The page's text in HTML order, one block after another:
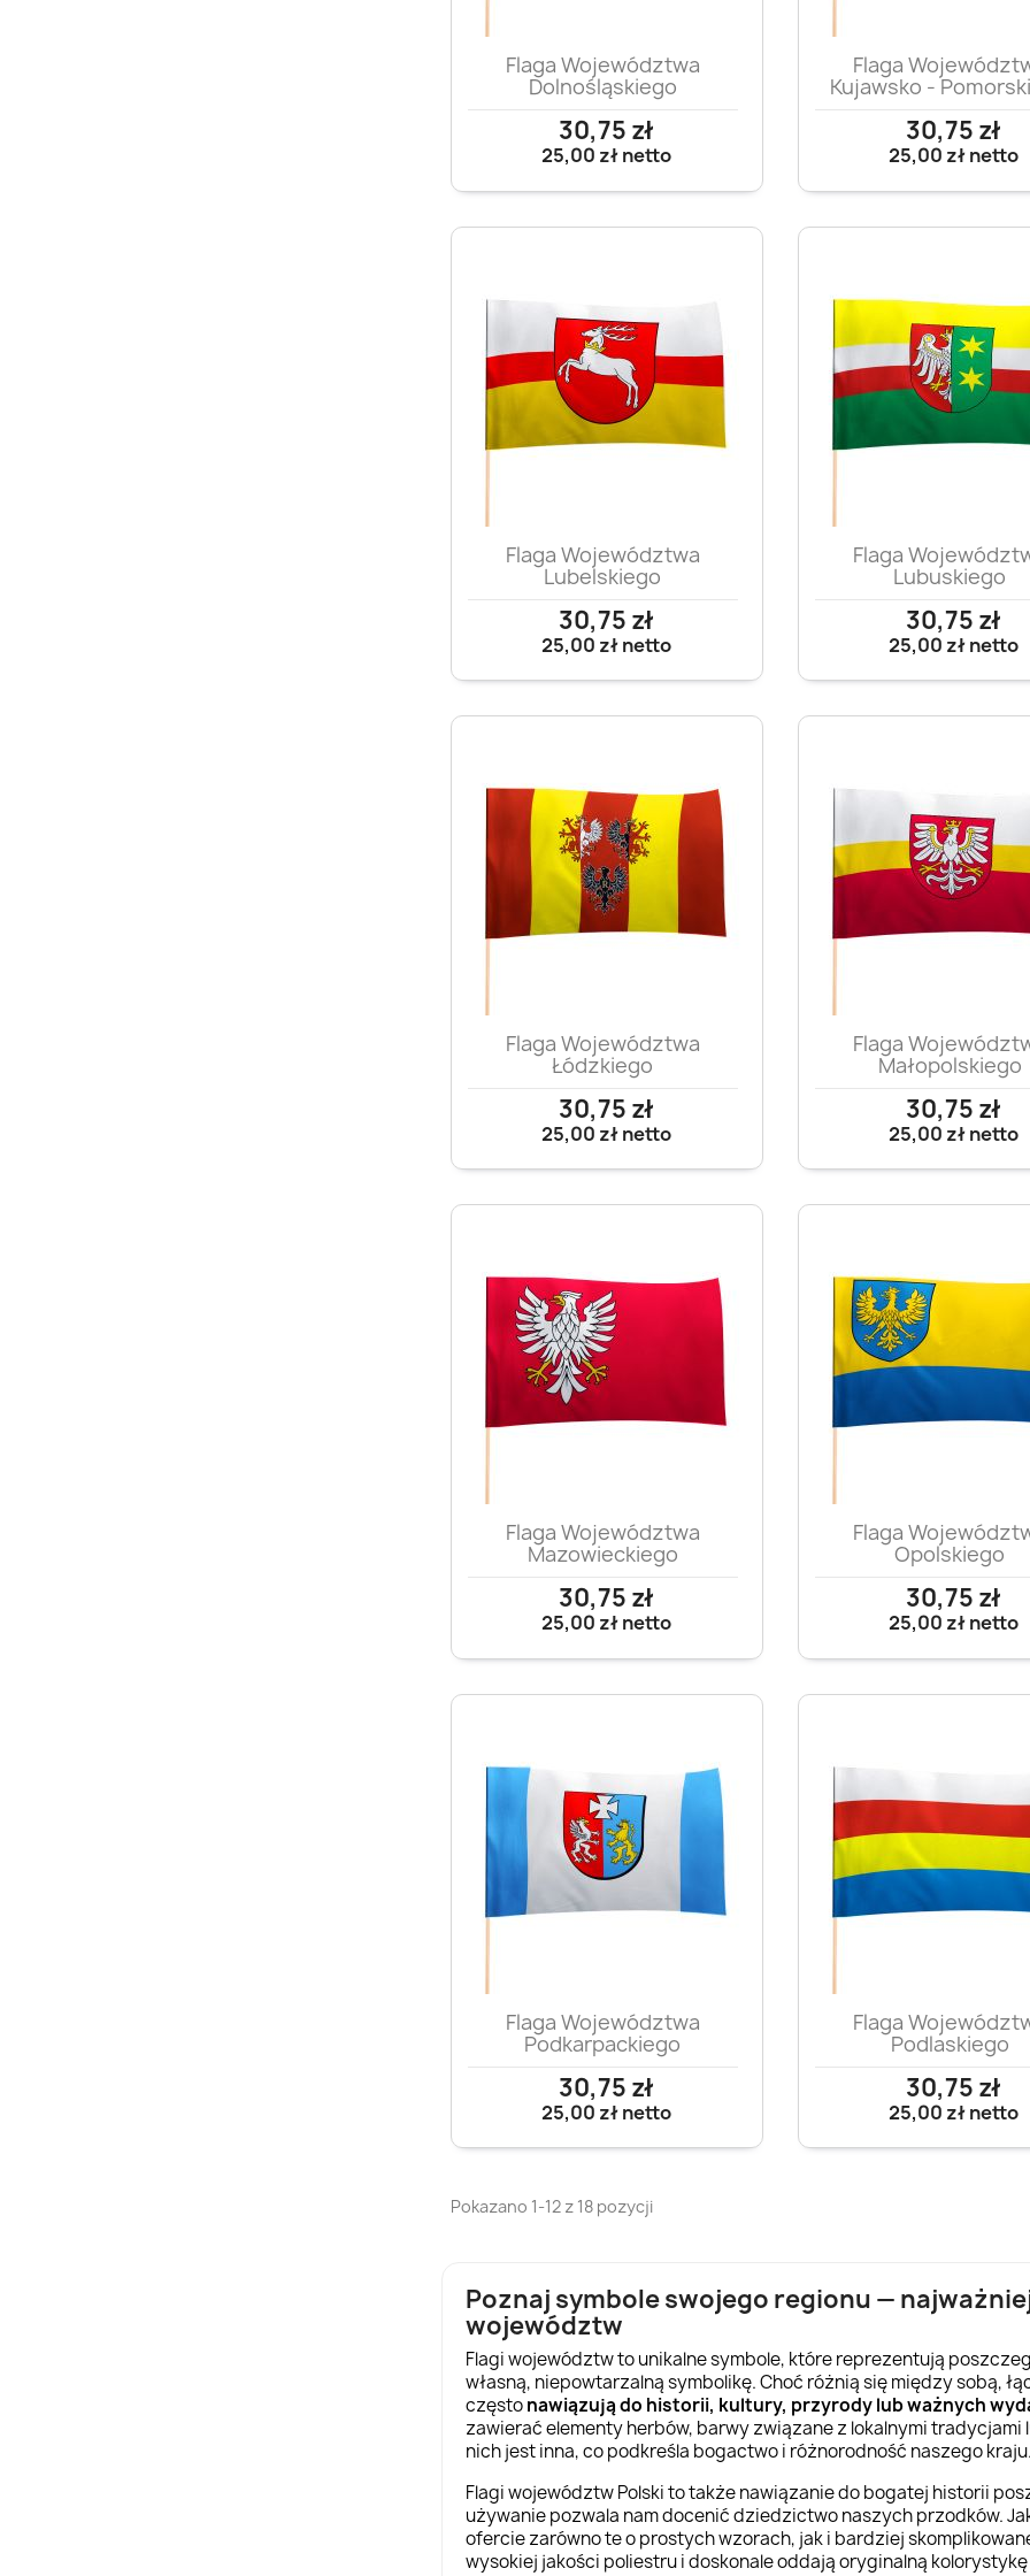
Szybki podgląd
Flaga Województwa
Dolnośląskiego
30,75 zł
25,00 złnetto
Szybki
Flaga
Kujawsko -
30,75 zł
25,00 złnetto
Szybki podgląd
Flaga Województwa
Lubelskiego
30,75 zł
25,00 złnetto
Szybki
Flaga
Lubuskiego
30,75 zł
25,00 złnetto
Szybki podgląd
Flaga Województwa
Łódzkiego
30,75 zł
25,00 złnetto
Szybki
Flaga
Małopolskiego
30,75 zł
25,00 złnetto
Szybki podgląd
Flaga Województwa
Mazowieckiego
30,75 zł
25,00 złnetto
Szybki
Flaga
Opolskiego
30,75 zł
25,00 złnetto
Szybki podgląd
Flaga Województwa
Podkarpackiego
30,75 zł
25,00 złnetto
Szybki
Flaga
Podlaskiego
30,75 zł
25,00 złnetto
Pokazano 1-12 z 18 pozycji
Poznaj symbole swojego regionu —
województw
Flagi województw to unikalne symbole, które reprezentują
własną, niepowtarzalną symbolikę. Choć różnią się między sobą,
częstonawiązują do historii, kultury, przyrody lub ważnych
zawierać elementy herbów, barwy związane z lokalnymi
nich jest inna, co podkreśla bogactwo i różnorodność naszego
Flagi województw Polski to także nawiązanie do bogatej historii
używanie pozwala nam docenić dziedzictwo naszych przodków.
ofercie zarówno te o prostych wzorach, jak i bardziej
wysokiej jakości poliestru i doskonale oddają oryginalną